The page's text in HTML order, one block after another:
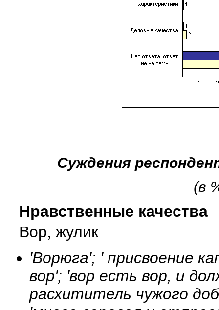
Суждения
(в
Нравственные качества
Вор, жулик
'Ворюга'; ' присвоение
вор'; 'вор есть вор, и
расхититель чужого